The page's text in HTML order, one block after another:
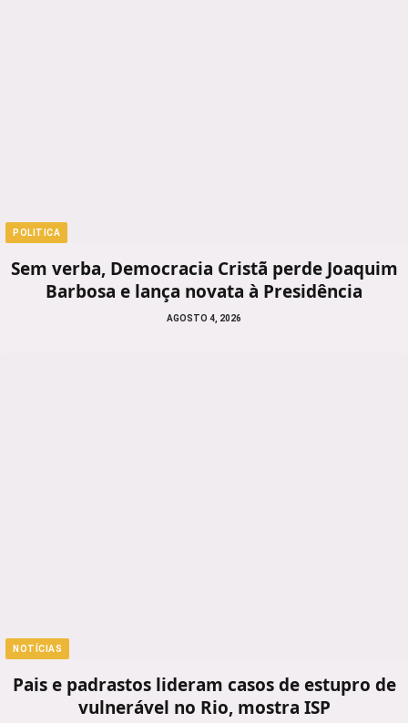
POLITICA
Sem verba, Democracia Cristã perde Joaquim
Barbosa e lança novata à Presidência
AGOSTO 4, 2026
NOTÍCIAS
Pais e padrastos lideram casos de estupro de
vulnerável no Rio, mostra ISP